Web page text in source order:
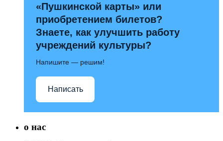
«Пушкинской карты» или
приобретением билетов?
Знаете, как улучшить работу
учреждений культуры?
Напишите — решим!
Написать
о нас